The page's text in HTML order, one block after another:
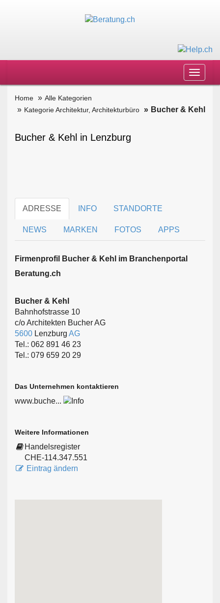
Toggle
Home
Alle Kategorien
Kategorie Architektur, Architekturbüro
Bucher & Kehl
Bucher & Kehl in Lenzburg
ADRESSE INFO STANDORTE
NEWS MARKEN FOTOS APPS
Firmen­profil Bucher & Kehl im Branchen­portal
Beratung.ch
Bucher & Kehl
Bahnhofstrasse 10
c/o Architekten Bucher AG
5600 Lenzburg AG
Tel.: 062 891 46 23
Tel.: 079 659 20 29
Das Unternehmen kontaktieren
www.buche...
Weitere Informationen
Handelsregister
CHE-114.347.551
Eintrag ändern